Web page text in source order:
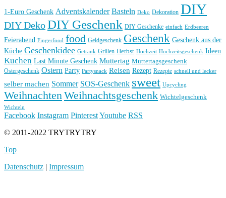
1-Euro Geschenk Adventskalender Basteln Deko Dekoration DIY
DIY DekoDIY Geschenk DIY Geschenke einfach Erdbeeren
Feierabend Fingerfood food Geldgeschenk Geschenk Geschenk aus der
Küche Geschenkidee Getränk Grillen Herbst Hochzeit Hochzeitsgeschenk Ideen
Kuchen Last Minute Geschenk Muttertag Muttertagsgeschenk
Ostergeschenk Ostern Party Partysnack Reisen Rezept Rezepte schnell und lecker
selber machen Sommer SOS-Geschenk sweet Upcycling
WeihnachtenWeihnachtsgeschenk Wichtelgeschenk
Wichteln
Facebook Instagram PinterestYoutube RSS
© 2011-2022 TRYTRYTRY
Top
Datenschutz | Impressum